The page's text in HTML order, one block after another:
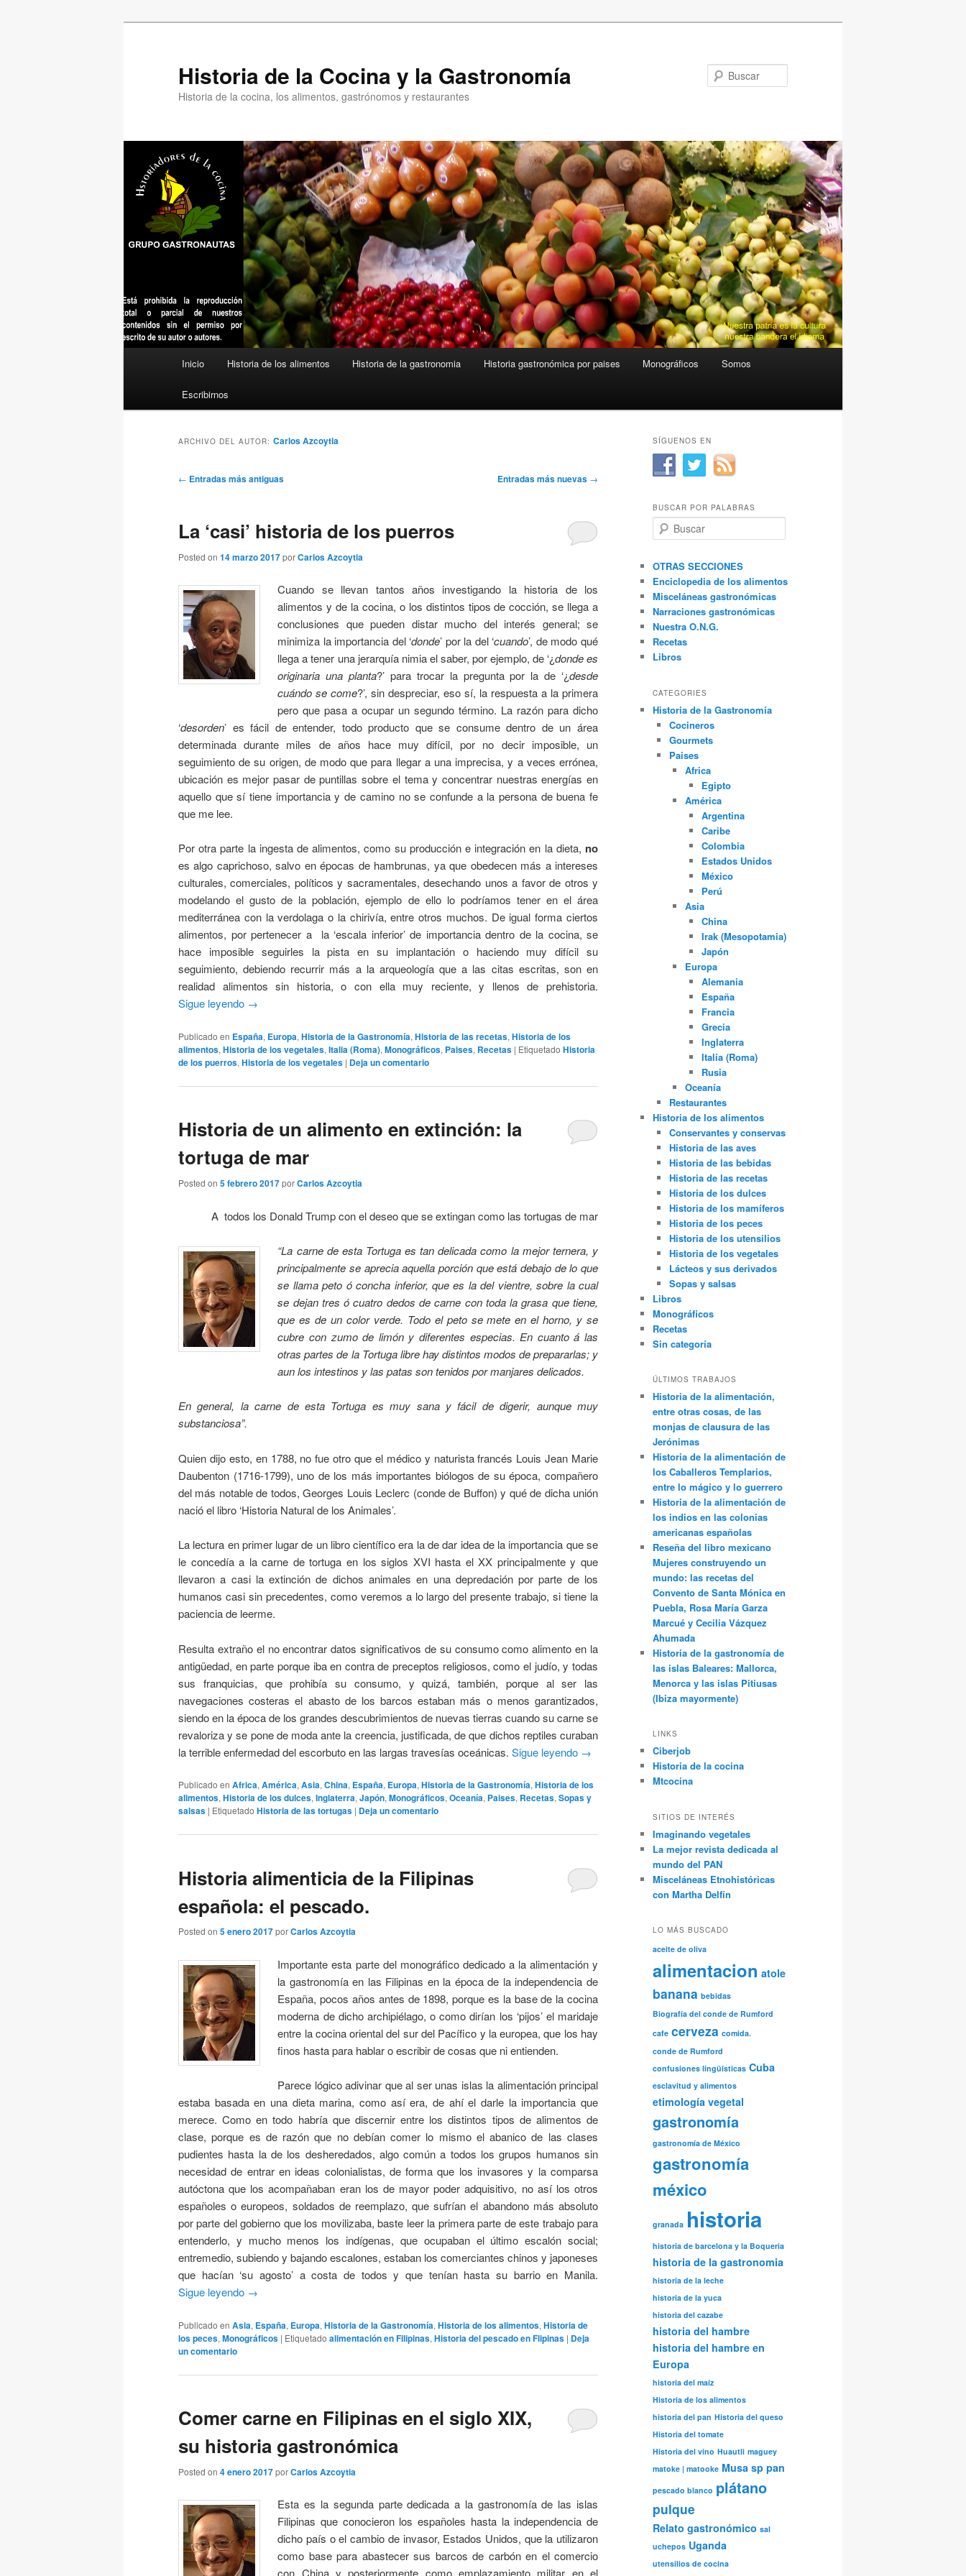
Historia de la Cocina y la Gastronomía
Historia de la cocina, los alimentos, gastrónomos y restaurantes
Inicio Historia de los alimentos Historia de la gastronomia Historia gastronómica por paises Monográficos Somos
Escribirnos
ARCHIVO DEL AUTOR: Carlos Azcoytia
Navegación
← Entradas más antiguas Entradas más nuevas →
La ‘casi’ historia de los puerros
Posted on 14 marzo 2017porCarlos Azcoytia
Cuando se llevan tantos años investigando la historia de los
alimentos y de la cocina, o los distintos tipos de cocción, se llega a
conclusiones que pueden distar mucho del interés general; se
minimiza la importancia del ‘donde’ por la del ‘cuando’, de modo qué
llega a tener una jerarquía nimia el saber, por ejemplo, de ‘¿donde es
originaria una planta?’ para trocar la pregunta por la de ‘¿desde
cuándo se come?’, sin despreciar, eso sí, la respuesta a la primera
pero que pasa a ocupar un segundo término. La razón para dicho
‘desorden’ es fácil de entender, todo producto que se consume dentro de un área
determinada durante miles de años hace muy difícil, por no decir imposible, un
seguimiento de su origen, de modo que para llegar a una imprecisa, y a veces errónea,
ubicación es mejor pasar de puntillas sobre el tema y concentrar nuestras energías en
aquello que sí tiene importancia y de camino no se confunde a la persona de buena fe
que me lee.
Por otra parte la ingesta de alimentos, como su producción e integración en la dieta, no
es algo caprichoso, salvo en épocas de hambrunas, ya que obedecen más a intereses
culturales, comerciales, políticos y sacramentales, desechando unos a favor de otros y
modelando el gusto de la población, ejemplo de ello lo podríamos tener en el área
mediterránea con la verdolaga o la chirivía, entre otros muchos. De igual forma ciertos
alimentos, por pertenecer a la ‘escala inferior’ de importancia dentro de la cocina, se
hace imposible seguirles la pista en su implantación o haciendo muy difícil su
seguimiento, debiendo recurrir más a la arqueología que a las citas escritas, son en
realidad alimentos sin historia, o con ella muy reciente, y llenos de prehistoria.
Sigue leyendo →
Publicado en España, Europa, Historia de la Gastronomía, Historia de las recetas, Historia de los
alimentos, Historia de los vegetales, Italia (Roma), Monográficos, Paises, Recetas | Etiquetado Historia
de los puerros, Historia de los vegetales | Deja un comentario
Historia de un alimento en extinción: la
tortuga de mar
Posted on 5 febrero 2017porCarlos Azcoytia
A todos los Donald Trump con el deseo que se extingan como las tortugas de mar
“La carne de esta Tortuga es tan delicada como la mejor ternera, y
principalmente se aprecia aquella porción que está debajo de lo que
se llama peto ó concha inferior, que es la del vientre, sobre la cual
se dejan tres ó cuatro dedos de carne con toda la grasa que tiene,
que es de un color verde. Todo el peto se mete en el horno, y se
cubre con zumo de limón y diferentes especias. En cuanto á las
otras partes de la Tortuga libre hay distintos modos de prepararlas; y
aun los intestinos y las patas son tenidos por manjares delicados.
En general, la carne de esta Tortuga es muy sana y fácil de digerir, aunque muy
substanciosa”.
Quien dijo esto, en 1788, no fue otro que el médico y naturista francés Louis Jean Marie
Daubenton (1716-1799), uno de los más importantes biólogos de su época, compañero
del más notable de todos, Georges Louis Leclerc (conde de Buffon) y qué de dicha unión
nació el libro ‘Historia Natural de los Animales’.
La lectura en primer lugar de un libro científico era la de dar idea de la importancia que se
le concedía a la carne de tortuga en los siglos XVI hasta el XX principalmente y que
llevaron a casi la extinción de dichos animales en una depredación por parte de los
humanos casi sin precedentes, como veremos a lo largo del presente trabajo, si tiene la
paciencia de leerme.
Resulta extraño el no encontrar datos significativos de su consumo como alimento en la
antigüedad, en parte porque iba en contra de preceptos religiosos, como el judío, y todas
sus franquicias, que prohibía su consumo, y quizá, también, porque al ser las
navegaciones costeras el abasto de los barcos estaban más o menos garantizados,
siendo en la época de los grandes descubrimientos de nuevas tierras cuando su carne se
revaloriza y se pone de moda ante la creencia, justificada, de que dichos reptiles curaban
la terrible enfermedad del escorbuto en las largas travesías oceánicas. Sigue leyendo →
Publicado en Africa, América, Asia, China, España, Europa, Historia de la Gastronomía, Historia de los
alimentos, Historia de los dulces, Inglaterra, Japón, Monográficos, Oceanía, Paises, Recetas, Sopas y
salsas | Etiquetado Historia de las tortugas | Deja un comentario
Historia alimenticia de la Filipinas
española: el pescado.
Posted on 5 enero 2017porCarlos Azcoytia
Importante esta parte del monográfico dedicado a la alimentación y
la gastronomía en las Filipinas en la época de la independencia de
España, pocos años antes de 1898, porque es la base de la cocina
moderna de dicho archipiélago, o como dirían los ‘pijos’ el maridaje
entre la cocina oriental del sur del Pacífico y la europea, que los hay
finos hasta para hablar o escribir de cosas que ni entienden.
Parece lógico adivinar que al ser unas islas la alimentación principal
estaba basada en una dieta marina, como así era, de ahí el darle la importancia que
merece. Como en todo habría que discernir entre los distintos tipos de alimentos de
clase, porque es de razón que no debían comer lo mismo el abanico de las clases
pudientes hasta la de los desheredados, algo común a todos los grupos humanos sin
necesidad de entrar en ideas colonialistas, de forma que los invasores y la comparsa
autóctona que los acompañaban eran los de mayor poder adquisitivo, no así los otros
españoles o europeos, soldados de reemplazo, que sufrían el abandono más absoluto
por parte del gobierno que los movilizaba, baste leer la primera parte de este trabajo para
entenderlo, y mucho menos los indígenas, que ocupaban el último escalón social;
entremedio, subiendo y bajando escalones, estaban los comerciantes chinos y japoneses
que hacían ‘su agosto’ a costa de todos y que tenían hasta su barrio en Manila.
Sigue leyendo →
Publicado en Asia, España, Europa, Historia de la Gastronomía, Historia de los alimentos, Historia de
los peces, Monográficos | Etiquetado alimentación en Filipinas, Historia del pescado en Flipinas | Deja
un comentario
Comer carne en Filipinas en el siglo XIX,
su historia gastronómica
Posted on 4 enero 2017porCarlos Azcoytia
Esta es la segunda parte dedicada a la gastronomía de las islas
Filipinas que conocieron los españoles hasta la independencia de
dicho país o el cambio de invasor, Estados Unidos, que la utilizaron
como base para abastecer sus barcos de carbón en el comercio
SÍGUENOS EN
BUSCAR POR PALABRAS
u
c
a
r
OTRAS SECCIONES
Enciclopedia de los alimentos
Misceláneas gastronómicas
Narraciones gastronómicas
Nuestra O.N.G.
Recetas
Libros
CATEGORIES
Historia de la Gastronomía
Cocineros
Gourmets
Paises
Africa
Egipto
América
Argentina
Caribe
Colombia
Estados Unidos
México
Perú
Asia
China
Irak (Mesopotamia)
Japón
Europa
Alemania
España
Francia
Grecia
Inglaterra
Italia (Roma)
Rusia
Oceanía
Restaurantes
Historia de los alimentos
Conservantes y conservas
Historia de las aves
Historia de las bebidas
Historia de las recetas
Historia de los dulces
Historia de los mamíferos
Historia de los peces
Historia de los utensilios
Historia de los vegetales
Lácteos y sus derivados
Sopas y salsas
Libros
Monográficos
Recetas
Sin categoría
ÚLTIMOS TRABAJOS
Historia de la alimentación,
entre otras cosas, de las
monjas de clausura de las
Jerónimas
Historia de la alimentación de
los Caballeros Templarios,
entre lo mágico y lo guerrero
Historia de la alimentación de
los indios en las colonias
americanas españolas
Reseña del libro mexicano
Mujeres construyendo un
mundo: las recetas del
Convento de Santa Mónica en
Puebla, Rosa María Garza
Marcué y Cecilia Vázquez
Ahumada
Historia de la gastronomía de
las islas Baleares: Mallorca,
Menorca y las islas Pitiusas
(Ibiza mayormente)
LINKS
Ciberjob
Historia de la cocina
Mtcocina
SITIOS DE INTERÉS
Imaginando vegetales
La mejor revista dedicada al
mundo del PAN
Misceláneas Etnohistóricas
con Martha Delfín
LO MÁS BUSCADO
aceite de oliva
alimentacion atole
banana bebidas
Biografía del conde de Rumford
cafe cerveza comida.
conde de Rumford
confusiones lingüísticas Cuba
esclavitud y alimentos
etimología vegetal
gastronomía
gastronomía de México
gastronomía
méxico
granada historia
historia de barcelona y la Boqueria
historia de la gastronomia
historia de la leche
historia de la yuca
historia del cazabe
historia del hambre
historia del hambre en
Europa
historia del maíz
Historia de los alimentos
historia del pan Historia del queso
Historia del tomate
Historia del vino Huautli maguey
matoke | matooke Musa sp pan
pescado blanco plátano
pulque
Relato gastronómico sal
uchepos Uganda
utensilios de cocina